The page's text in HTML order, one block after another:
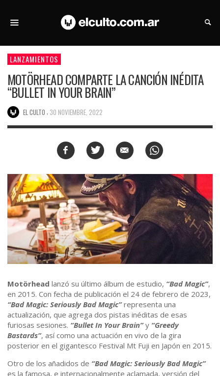
LANZAMIENTOS
MOTÖRHEAD COMPARTE LA CANCIÓN INÉDITA
“BULLET IN YOUR BRAIN”
EL CULTO 30 NOVIEMBRE, 2022
Motörhead lanzó su último álbum de estudio, “Bad Magic”,
en 2015. Con fecha de publicación el 24 de febrero de 2023,
“Bad Magic: Seriously Bad Magic”representa una
actualización, que agrega dos pistas inéditas de esas
furiosas sesiones. “Bullet In Your Brain”y “Greedy
Bastards”, así como una actuación en vivo de la gira
posterior en el gigantesco Festival Mt Fuji en Japón en 2015.
Otro de los añadidos de “Bad Magic: Seriously Bad Magic”
es la famosa, e internacionalmente aclamada, versión del